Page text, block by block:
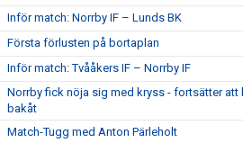
Inför match: Norrby IF – Lunds BK
Första förlusten på bortaplan
Inför match: Tvååkers IF – Norrby IF
Norrby fick nöja sig med kryss - fortsätter att
bakåt
Match-Tugg med Anton Pärleholt